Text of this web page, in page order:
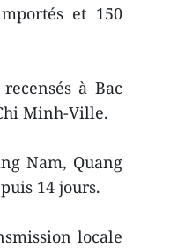
et 150
à Bac
Minh-Ville.
Nam, Quang
14 jours.
locale